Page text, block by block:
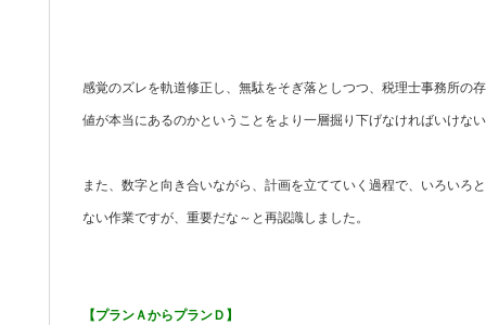
感覚のズレを軌道修正し、無駄をそぎ落としつつ、税理士事務所の
値が本当にあるのかということをより一層掘り下げなければいけな
また、数字と向き合いながら、計画を立てていく過程で、いろいろ
ない作業ですが、重要だな～と再認識しました。
【プランＡからプランＤ】